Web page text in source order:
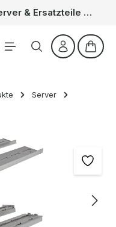
Sommer-Deal: 15% auf alle Server & Ersatzteile – Kein Code nötig, der Rabatt wird automatisch im Warenkorb abgezogen. Gültig vom 01.06. bis 31.08.
Server